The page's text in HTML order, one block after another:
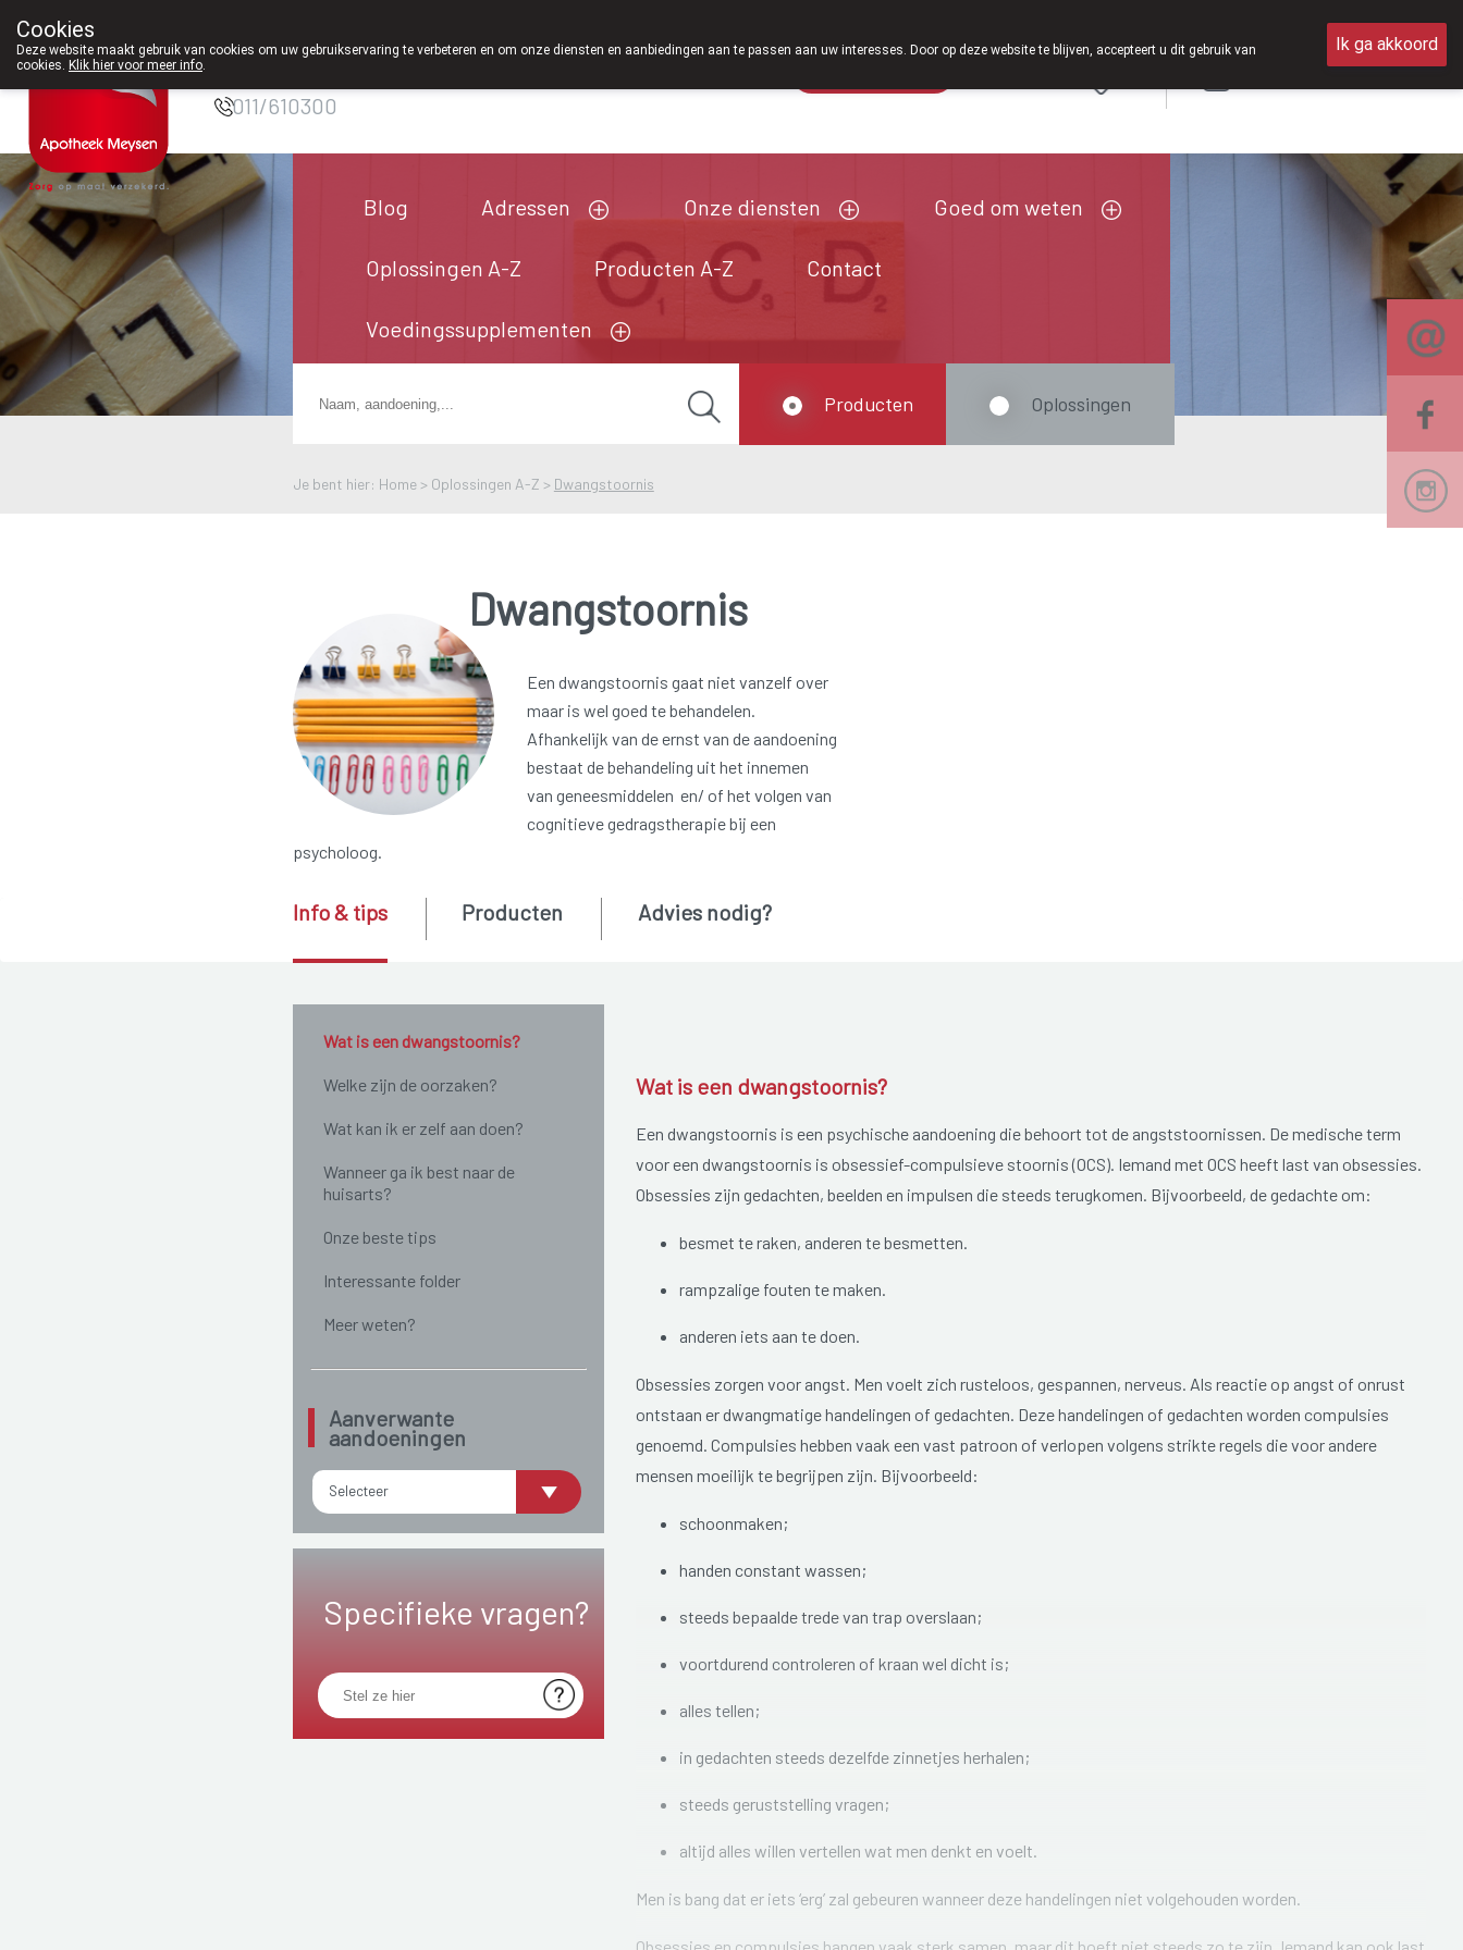
Apotheek Meysen
011/610300
Blog Adressen Onze diensten Goed om weten
Oplossingen A-Z Producten A-Z Contact
Voedingssupplementen
Je bent hier: Home > Oplossingen A-Z > Dwangstoornis
Producten Oplossingen
Dwangstoornis
Een dwangstoornis gaat niet vanzelf over
maar is wel goed te behandelen.
Afhankelijk van de ernst van de aandoening
bestaat de behandeling uit het innemen
van geneesmiddelen en/ of het volgen van
cognitieve gedragstherapie bij een
psycholoog.
Wat is een dwangstoornis?
Welke zijn de oorzaken?
Wat kan ik er zelf aan doen?
Wanneer ga ik best naar de
huisarts?
Onze beste tips
Interessante folder
Meer weten?
Aanverwante
aandoeningen
Selecteer
Specifieke vragen?
Info & tips Producten Advies nodig?
Wat is een dwangstoornis?
Een dwangstoornis is een psychische aandoening die behoort tot de angststoornissen. De medische term
voor een dwangstoornis is obsessief-compulsieve stoornis (OCS). Iemand met OCS heeft last van obsessies.
Obsessies zijn gedachten, beelden en impulsen die steeds terugkomen. Bijvoorbeeld, de gedachte om:
besmet te raken, anderen te besmetten.
rampzalige fouten te maken.
anderen iets aan te doen.
Obsessies zorgen voor angst. Men voelt zich rusteloos, gespannen, nerveus. Als reactie op angst of onrust
ontstaan er dwangmatige handelingen of gedachten. Deze handelingen of gedachten worden compulsies
genoemd. Compulsies hebben vaak een vast patroon of verlopen volgens strikte regels die voor andere
mensen moeilijk te begrijpen zijn. Bijvoorbeeld:
schoonmaken;
handen constant wassen;
steeds bepaalde trede van trap overslaan;
voortdurend controleren of kraan wel dicht is;
alles tellen;
in gedachten steeds dezelfde zinnetjes herhalen;
steeds geruststelling vragen;
altijd alles willen vertellen wat men denkt en voelt.
Men is bang dat er iets ‘erg’ zal gebeuren wanneer deze handelingen niet volgehouden worden.
Cookies
Deze website maakt gebruik van cookies om uw gebruikservaring te verbeteren en om onze diensten en aanbiedingen aan te passen aan uw interesses. Door op deze website te blijven, accepteert u dit gebruik van
cookies. Klik hier voor meer info.
Ik ga akkoord